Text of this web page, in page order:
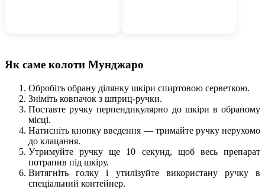
Як саме колоти Мунджаро
Обробіть обрану ділянку шкіри спиртовою серветкою.
Зніміть ковпачок з шприц-ручки.
Поставте ручку перпендикулярно до шкіри в обраному
місці.
Натисніть кнопку введення — тримайте ручку нерухомо
до клацання.
Утримуйте ручку ще 10 секунд, щоб весь препарат
потрапив під шкіру.
Витягніть голку і утилізуйте використану ручку в
спеціальний контейнер.